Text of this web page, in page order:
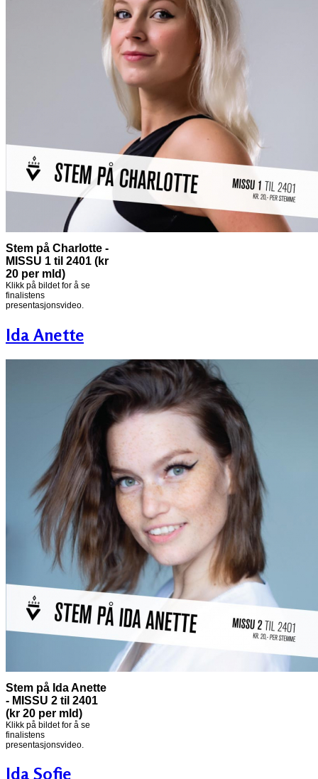
Stem på Charlotte -
MISSU 1 til 2401 (kr
20 per mld)
Klikk på bildet for å se
finalistens
presentasjonsvideo.
Ida Anette
Stem på Ida Anette
- MISSU 2 til 2401
(kr 20 per mld)
Klikk på bildet for å se
finalistens
presentasjonsvideo.
Ida Sofie